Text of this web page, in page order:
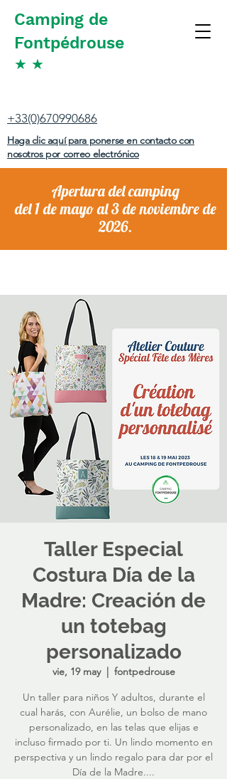
Camping de
Fontpédrouse
★ ★
+33(0)670990686
Haga clic aquí para ponerse en contacto con
nosotros por correo electrónico
Apertura del camping
del 1 de mayo al 3 de noviembre de
2026.
Taller Especial
Costura Día de la
Madre: Creación de
un totebag
personalizado
vie, 19 may
  |
fontpedrouse
Un taller para niños Y adultos, durante el
cual harás, con Aurélie, un bolso de mano
personalizado, en las telas que elijas e
incluso firmado por ti. Un lindo momento en
perspectiva y un lindo regalo para dar por el
Día de la Madre....